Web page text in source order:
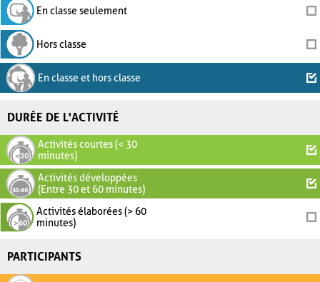
En classe seulement
Hors classe
En classe et hors classe
DURÉE DE L'ACTIVITÉ
Activités courtes (< 30
minutes)
Activités développées
(Entre 30 et 60 minutes)
Activités élaborées (> 60
minutes)
PARTICIPANTS